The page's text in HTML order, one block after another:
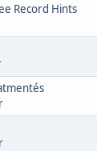
Record Hints